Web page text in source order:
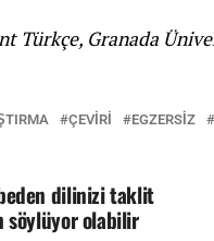
Türkçe, Granada
ÇEVIRI EGZERSIZ
dilinizi taklit
söylüyor olabilir